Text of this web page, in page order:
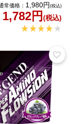
常価格： 1,980円 (税込)
1,782円 (税込)